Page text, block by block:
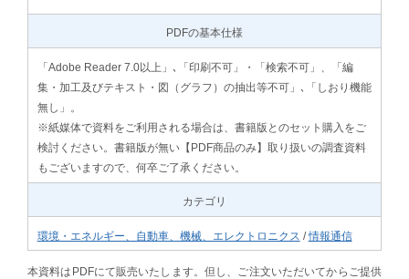
PDFの基本仕様
「Adobe Reader 7.0以上」､「印刷不可」・「検索不可」、「編
集・加工及びテキスト・図（グラフ）の抽出等不可」､「しおり機能
無し」。
※紙媒体で資料をご利用される場合は、書籍版とのセット購入をご
検討ください。書籍版が無い【PDF商品のみ】取り扱いの調査資料
もございますので、何卒ご了承ください。
カテゴリ
環境・エネルギー、自動車、機械、エレクトロニクス /情報通信
本資料はPDFにて販売いたします。但し、ご注文いただいてからご提供